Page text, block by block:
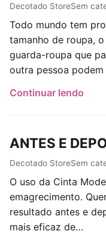
Post author:
Decotado StorePost
Post
Sem
Todo mundo tem
tamanho de roupa,
guarda-roupa que
outra pessoa
Continuar lendo
ANTES E
Post author:
Decotado StorePost
Post
Sem
O uso da Cinta
emagrecimento.
resultado antes e
mais eficaz de…